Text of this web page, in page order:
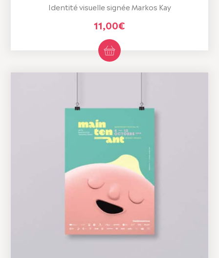
Identité visuelle signée Markos Kay
11,00€